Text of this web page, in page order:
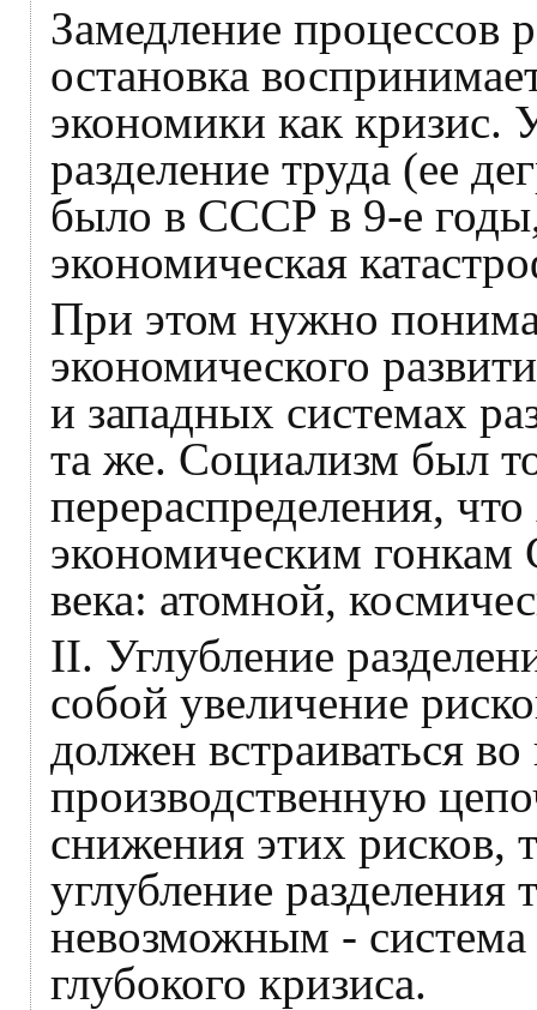
Замедление процессов
остановка
экономики как
разделение труда (ее
было в СССР в 9-е
экономическая
При этом нужно
экономического
и западных системах
та же. Социализм был
перераспределения,
экономическим
века: атомной,
II. Углубление
собой увеличение
должен встраиваться
производственную
снижения этих рисков,
углубление разделения
невозможным - система
глубокого кризиса.